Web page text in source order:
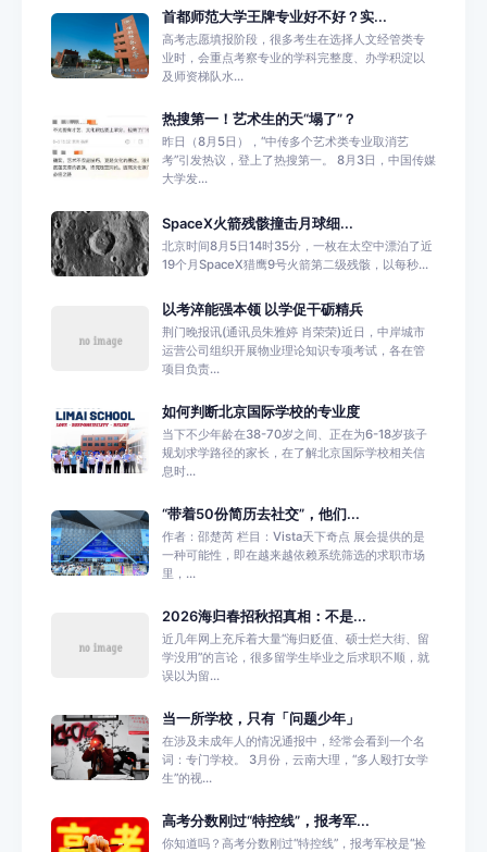
首都师范大学王牌专业好不好？实...
高考志愿填报阶段，很多考生在选择人文经管类专
业时，会重点考察专业的学科完整度、办学积淀以
及师资梯队水...
热搜第一！艺术生的天“塌了”？
昨日（8月5日），“中传多个艺术类专业取消艺
考”引发热议，登上了热搜第一。 8月3日，中国传媒
大学发...
SpaceX火箭残骸撞击月球细...
北京时间8月5日14时35分，一枚在太空中漂泊了近
19个月SpaceX猎鹰9号火箭第二级残骸，以每秒...
以考淬能强本领 以学促干砺精兵
荆门晚报讯(通讯员朱雅婷 肖荣荣)近日，中岸城市
运营公司组织开展物业理论知识专项考试，各在管
项目负责...
如何判断北京国际学校的专业度
当下不少年龄在38-70岁之间、正在为6-18岁孩子
规划求学路径的家长，在了解北京国际学校相关信
息时...
“带着50份简历去社交”，他们...
作者：邵楚芮 栏目：Vista天下奇点 展会提供的是
一种可能性，即在越来越依赖系统筛选的求职市场
里，...
2026海归春招秋招真相：不是...
近几年网上充斥着大量“海归贬值、硕士烂大街、留
学没用”的言论，很多留学生毕业之后求职不顺，就
误以为留...
当一所学校，只有「问题少年」
在涉及未成年人的情况通报中，经常会看到一个名
词：专门学校。 3月份，云南大理，“多人殴打女学
生”的视...
高考分数刚过“特控线”，报考军...
你知道吗？高考分数刚过“特控线”，报考军校是“捡